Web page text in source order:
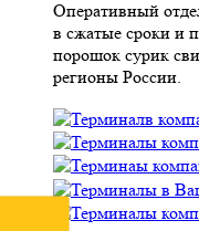
Оперативный
в сжатые сроки и
порошок сурик
регионы России.